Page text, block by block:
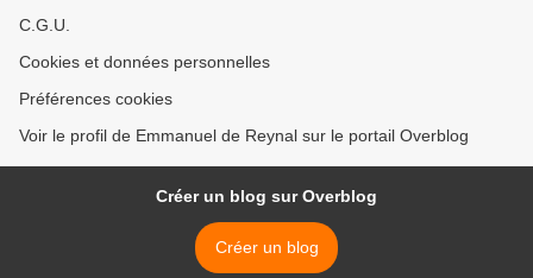
C.G.U.
Cookies et données personnelles
Préférences cookies
Voir le profil de Emmanuel de Reynal sur le portail Overblog
Créer un blog sur Overblog
Créer un blog